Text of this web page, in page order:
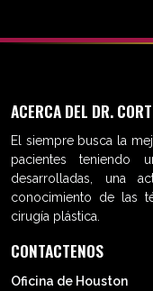
ACERCA DEL DR.
El siempre busca la
pacientes teniendo
desarrolladas, una
conocimiento de las
cirugía plástica.
CONTACTENOS
Oficina de Houston